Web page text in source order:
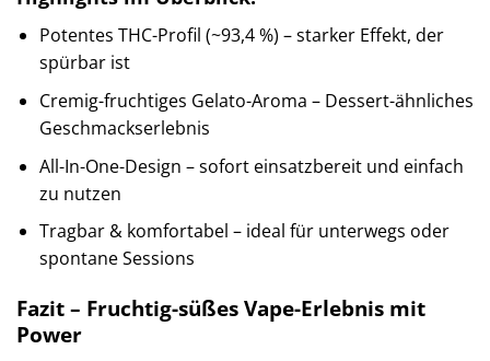
Potentes THC-Profil (~93,4 %) – starker Effekt, der
spürbar ist
Cremig-fruchtiges Gelato-Aroma – Dessert-ähnliches
Geschmackserlebnis
All-In-One-Design – sofort einsatzbereit und einfach
zu nutzen
Tragbar & komfortabel – ideal für unterwegs oder
spontane Sessions
Fazit – Fruchtig-süßes Vape-Erlebnis mit
Power